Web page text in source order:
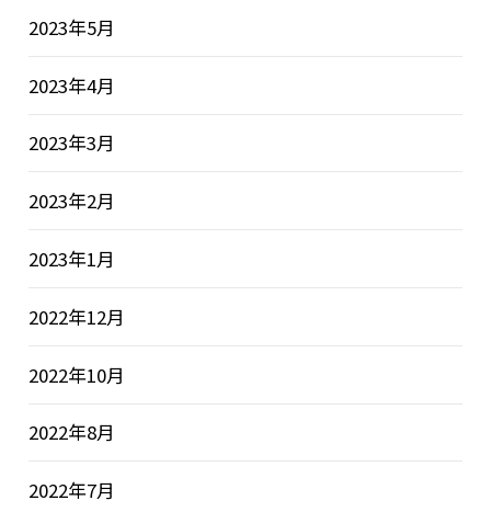
2023年5月
2023年4月
2023年3月
2023年2月
2023年1月
2022年12月
2022年10月
2022年8月
2022年7月